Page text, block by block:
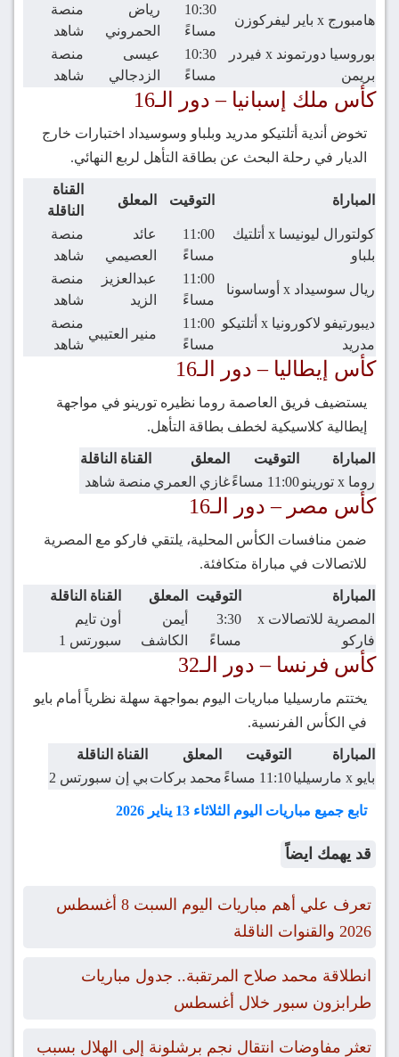
هامبورج x باير ليفركوزن
10:30
مساءً
رياض
الحمروني
منصة
شاهد
بوروسيا دورتموند x فيردر
بريمن
10:30
مساءً
عيسى
الزدجالي
منصة
شاهد
كأس ملك إسبانيا – دور الـ16
تخوض أندية أتلتيكو مدريد وبلباو وسوسيداد اختبارات خارج
الديار في رحلة البحث عن بطاقة التأهل لربع النهائي.
المباراة التوقيت المعلق
القناة
الناقلة
كولتورال ليونيسا x أتلتيك
بلباو
11:00
مساءً
عائد
العصيمي
منصة
شاهد
ريال سوسيداد x أوساسونا
11:00
مساءً
عبدالعزيز
الزيد
منصة
شاهد
ديبورتيفو لاكورونيا x أتلتيكو
مدريد
11:00
مساءً
منير العتيبي
منصة
شاهد
كأس إيطاليا – دور الـ16
يستضيف فريق العاصمة روما نظيره تورينو في مواجهة
إيطالية كلاسيكية لخطف بطاقة التأهل.
المباراة التوقيت المعلق
القناة الناقلة
روما x تورينو
11:00 مساءً غازي العمري منصة شاهد
كأس مصر – دور الـ16
ضمن منافسات الكأس المحلية، يلتقي فاركو مع المصرية
للاتصالات في مباراة متكافئة.
المباراة التوقيت المعلق
القناة الناقلة
المصرية للاتصالات x
فاركو
3:30
مساءً
أيمن
الكاشف
أون تايم
سبورتس 1
كأس فرنسا – دور الـ32
يختتم مارسيليا مباريات اليوم بمواجهة سهلة نظرياً أمام بايو
في الكأس الفرنسية.
المباراة التوقيت المعلق
القناة الناقلة
بايو x مارسيليا
11:10 مساءً محمد بركات بي إن سبورتس 2
تابع جميع مباريات اليوم الثلاثاء 13 يناير 2026
قد يهمك ايضاً
تعرف علي أهم مباريات اليوم السبت 8 أغسطس
2026 والقنوات الناقلة
انطلاقة محمد صلاح المرتقبة.. جدول مباريات
طرابزون سبور خلال أغسطس
تعثر مفاوضات انتقال نجم برشلونة إلى الهلال بسبب